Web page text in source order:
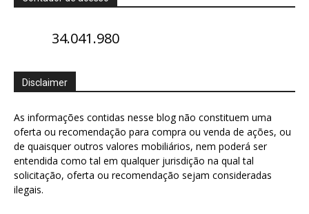
34.041.980
Disclaimer
As informações contidas nesse blog não constituem uma
oferta ou recomendação para compra ou venda de ações, ou
de quaisquer outros valores mobiliários, nem poderá ser
entendida como tal em qualquer jurisdição na qual tal
solicitação, oferta ou recomendação sejam consideradas
ilegais.